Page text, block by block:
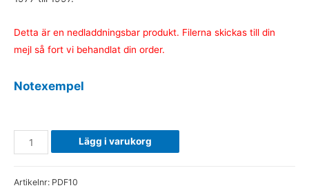
Detta är en nedladdningsbar produkt. Filerna skickas till din
mejl så fort vi behandlat din order.
Notexempel
Hittills
-
Lägg i varukorg
Artikelnr: PDF10